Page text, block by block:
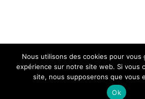
© 2026 Actualité en Franche-
GeneratePress
Nous utilisons des cookies pour vous
expérience sur notre site web. Si vous
site, nous supposerons que vous
Ok